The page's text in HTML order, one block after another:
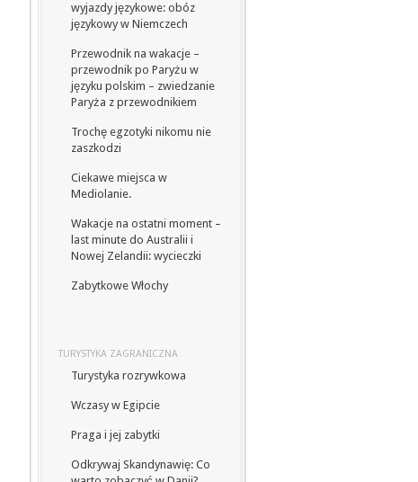
wyjazdy językowe: obóz
językowy w Niemczech
Przewodnik na wakacje –
przewodnik po Paryżu w
języku polskim – zwiedzanie
Paryża z przewodnikiem
Trochę egzotyki nikomu nie
zaszkodzi
Ciekawe miejsca w
Mediolanie.
Wakacje na ostatni moment –
last minute do Australii i
Nowej Zelandii: wycieczki
Zabytkowe Włochy
TURYSTYKA ZAGRANICZNA
Turystyka rozrywkowa
Wczasy w Egipcie
Praga i jej zabytki
Odkrywaj Skandynawię: Co